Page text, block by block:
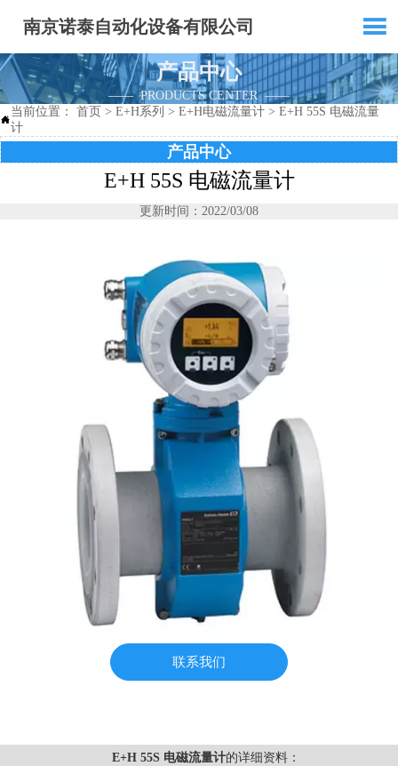
南京诺泰自动化设备有限公司 
产品中心
—— PRODUCTS CENTER ——

当前位置： 首页 > E+H系列 > E+H电磁流量计 > E+H 55S 电磁流量
计
产品中心
E+H 55S 电磁流量计
更新时间：2022/03/08
联系我们
E+H 55S 电磁流量计的详细资料：